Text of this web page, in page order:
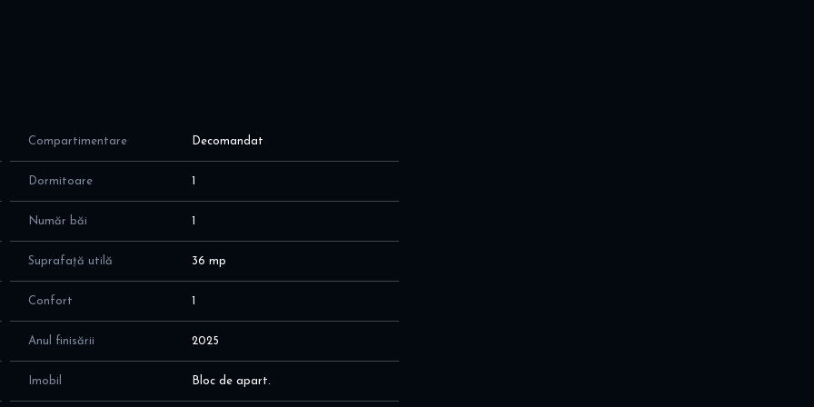
cu suprafata utila de 36 mp, cu o
Mobexpert; aer conditionat
conditionat, TV
rufe
Compartimentare Decomandat
Dormitoare 1
Număr băi 1
Suprafață utilă 36 mp
Confort 1
Anul finisării 2025
Imobil Bloc de apart.